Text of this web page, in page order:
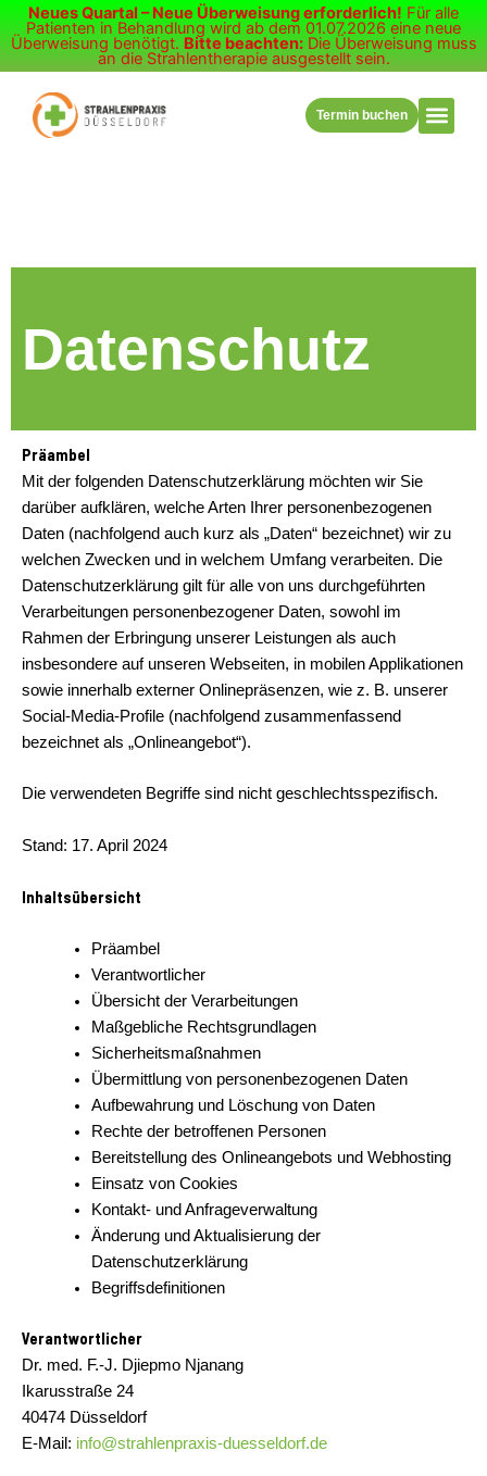
Neues Quartal – Neue Überweisung erforderlich! Für alle
Patienten in Behandlung wird ab dem 01.07.2026 eine neue
Überweisung benötigt. Bitte beachten:Die Überweisung muss
an die Strahlentherapie ausgestellt sein.
Zum
Inhalt
Termin buchen
Termin buchen
Datenschutz
Präambel
Mit der folgenden Datenschutzerklärung möchten wir Sie
darüber aufklären, welche Arten Ihrer personenbezogenen
Daten (nachfolgend auch kurz als „Daten“ bezeichnet) wir zu
welchen Zwecken und in welchem Umfang verarbeiten. Die
Datenschutzerklärung gilt für alle von uns durchgeführten
Verarbeitungen personenbezogener Daten, sowohl im
Rahmen der Erbringung unserer Leistungen als auch
insbesondere auf unseren Webseiten, in mobilen Applikationen
sowie innerhalb externer Onlinepräsenzen, wie z. B. unserer
Social-Media-Profile (nachfolgend zusammenfassend
bezeichnet als „Onlineangebot“).
Die verwendeten Begriffe sind nicht geschlechtsspezifisch.
Stand: 17. April 2024
Inhaltsübersicht
Präambel
Verantwortlicher
Übersicht der Verarbeitungen
Maßgebliche Rechtsgrundlagen
Sicherheitsmaßnahmen
Übermittlung von personenbezogenen Daten
Aufbewahrung und Löschung von Daten
Rechte der betroffenen Personen
Bereitstellung des Onlineangebots und Webhosting
Einsatz von Cookies
Kontakt- und Anfrageverwaltung
Änderung und Aktualisierung der
Datenschutzerklärung
Begriffsdefinitionen
Verantwortlicher
Dr. med. F.-J. Djiepmo Njanang
Ikarusstraße 24
40474 Düsseldorf
E-Mail: info@strahlenpraxis-duesseldorf.de